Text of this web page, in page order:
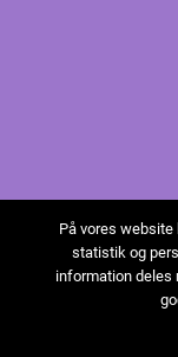
På vores
statistik og
information deles